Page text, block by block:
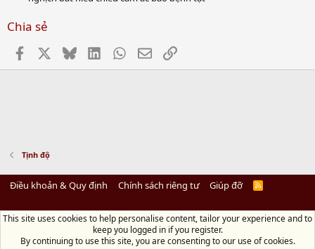
Chia sẻ
Facebook BlueskyLinkedInWhatsApp
EmailLink
Tịnh độ
Điều khoản & Quy định Chính sách riêng tư Giúp đỡ
R
Diệu Pháp Âm
Chùa Diệu Pháp - Số 72/14 Phú Mỹ, Phú Hòa Đông, Củ Chi, TP.HCM
đồ)
This site uses cookies to help personalise content, tailor your experience and to
keep you logged in if you register.
By continuing to use this site, you are consenting to our use of cookies.